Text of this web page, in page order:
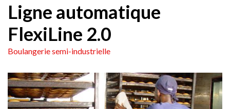
Ligne automatique
FlexiLine 2.0
Boulangerie semi-industrielle